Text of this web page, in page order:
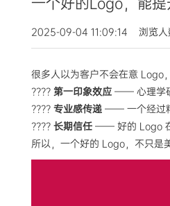
2025-09-04 11:09:14 浏览人
很多人以为客户不会在意 Logo
???? 第一印象效应 —— 心理学
???? 专业感传递 —— 一个经过
???? 长期信任 —— 好的 Logo 在
所以，一个好的 Logo，不只是